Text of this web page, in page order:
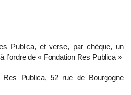
Publica, et verse, par chèque, un
de « Fondation Res Publica »
Res Publica, 52 rue de Bourgogne